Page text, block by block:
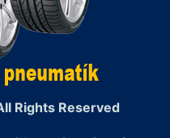
Rights Reserved